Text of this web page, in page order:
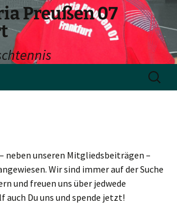
Preußen 07
Suchen
nach:
neben unseren Mitgliedsbeiträgen –
Wir sind immer auf der Suche
und freuen uns über jedwede
Du uns und spende jetzt!